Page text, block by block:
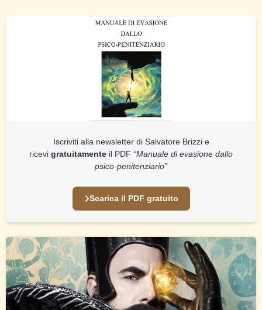
Iscriviti alla newsletter di Salvatore Brizzi e
ricevi gratuitamente il PDF “Manuale di evasione dallo
psico-penitenziario”
Scarica il PDF gratuito